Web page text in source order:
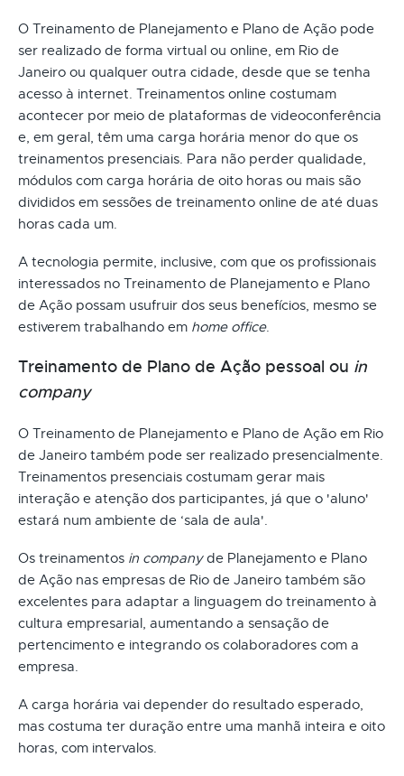
O Treinamento de Planejamento e Plano de Ação pode
ser realizado de forma virtual ou online, em Rio de
Janeiro ou qualquer outra cidade, desde que se tenha
acesso à internet. Treinamentos online costumam
acontecer por meio de plataformas de videoconferência
e, em geral, têm uma carga horária menor do que os
treinamentos presenciais. Para não perder qualidade,
módulos com carga horária de oito horas ou mais são
divididos em sessões de treinamento online de até duas
horas cada um.
A tecnologia permite, inclusive, com que os profissionais
interessados no Treinamento de Planejamento e Plano
de Ação possam usufruir dos seus benefícios, mesmo se
estiverem trabalhando em home office.
Treinamento de Plano de Ação pessoal ou in
company
O Treinamento de Planejamento e Plano de Ação em Rio
de Janeiro também pode ser realizado presencialmente.
Treinamentos presenciais costumam gerar mais
interação e atenção dos participantes, já que o 'aluno'
estará num ambiente de ‘sala de aula'.
Os treinamentos in companyde Planejamento e Plano
de Ação nas empresas de Rio de Janeiro também são
excelentes para adaptar a linguagem do treinamento à
cultura empresarial, aumentando a sensação de
pertencimento e integrando os colaboradores com a
empresa.
A carga horária vai depender do resultado esperado,
mas costuma ter duração entre uma manhã inteira e oito
horas, com intervalos.